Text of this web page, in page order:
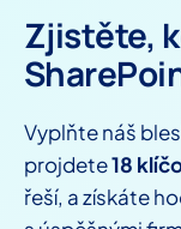
Zjistěte,
Vyplňte náš
projdete18
řeší, a získáte